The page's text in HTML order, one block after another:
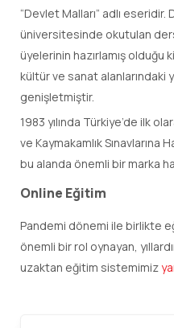
“Devlet Malları” adlı
üniversitesinde okutulan
üyelerinin hazırlamış olduğu
kültür ve sanat alanlarındaki
genişletmiştir.
1983 yılında Türkiye’de ilk
ve Kaymakamlık Sınavlarına
bu alanda önemli bir marka
Online Eğitim
Pandemi dönemi ile birlikte
önemli bir rol oynayan,
uzaktan eğitim sistemimiz